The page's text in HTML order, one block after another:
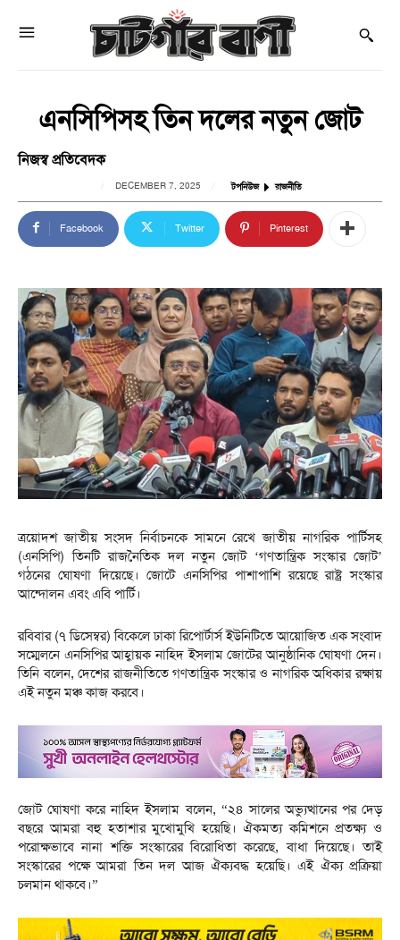
এনসিপিসহ তিন দলের নতুন জোট
নিজস্ব প্রতিবেদক
DECEMBER 7, 2025 টপনিউজ রাজনীতি
Facebook Twitter Pinterest
ত্রয়োদশ জাতীয় সংসদ নির্বাচনকে সামনে রেখে জাতীয় নাগরিক পার্টিসহ
(এনসিপি) তিনটি রাজনৈতিক দল নতুন জোট ‘গণতান্ত্রিক সংস্কার জোট’
গঠনের ঘোষণা দিয়েছে। জোটে এনসিপির পাশাপাশি রয়েছে রাষ্ট্র সংস্কার
আন্দোলন এবং এবি পার্টি।
রবিবার (৭ ডিসেম্বর) বিকেলে ঢাকা রিপোর্টার্স ইউনিটিতে আয়োজিত এক সংবাদ
সম্মেলনে এনসিপির আহ্বায়ক নাহিদ ইসলাম জোটের আনুষ্ঠানিক ঘোষণা দেন।
তিনি বলেন, দেশের রাজনীতিতে গণতান্ত্রিক সংস্কার ও নাগরিক অধিকার রক্ষায়
এই নতুন মঞ্চ কাজ করবে।
জোট ঘোষণা করে নাহিদ ইসলাম বলেন, “২৪ সালের অভ্যুত্থানের পর দেড়
বছরে আমরা বহু হতাশার মুখোমুখি হয়েছি। ঐকমত্য কমিশনে প্রতক্ষ্য ও
পরোক্ষভাবে নানা শক্তি সংস্কারের বিরোধিতা করেছে, বাধা দিয়েছে। তাই
সংস্কারের পক্ষে আমরা তিন দল আজ ঐক্যবদ্ধ হয়েছি। এই ঐক্য প্রক্রিয়া
চলমান থাকবে।”